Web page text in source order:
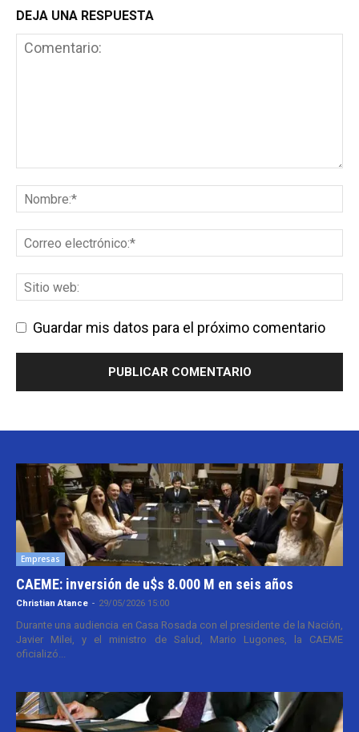
DEJA UNA RESPUESTA
Guardar mis datos para el próximo comentario
Empresas
CAEME: inversión de u$s 8.000 M en seis años
Christian Atance - 29/05/2026 15:00
Durante una audiencia en Casa Rosada con el presidente de la Nación,
Javier Milei, y el ministro de Salud, Mario Lugones, la CAEME
oficializó...